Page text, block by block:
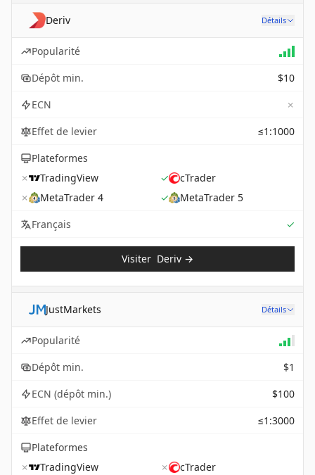
Deriv Détails
Popularité
Dépôt min.
$10
ECN
✗
Effet de levier
≤1:1000
Plateformes
✗
TradingView ✓
cTrader
✗
MetaTrader 4 ✓
MetaTrader 5
Français
✓
Visiter Deriv →
JustMarkets Détails
Popularité
Dépôt min.
$1
ECN (dépôt min.)
$100
Effet de levier
≤1:3000
Plateformes
✗
TradingView ✗
cTrader